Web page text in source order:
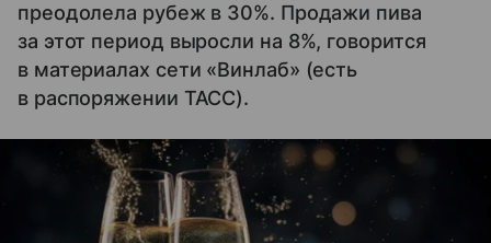
преодолела рубеж в 30%. Продажи пива
за этот период выросли на 8%, говорится
в материалах сети «Винлаб» (есть
в распоряжении ТАСС).